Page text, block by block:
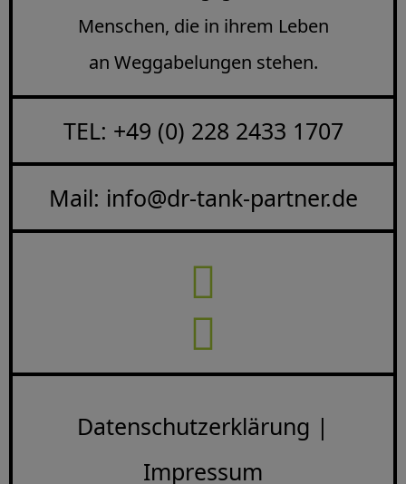
Menschen, die in ihrem Leben
an Weggabelungen stehen.
TEL: +49 (0) 228 2433 1707
Mail: info@dr-tank-partner.de
Datenschutzerklärung |
Impressum